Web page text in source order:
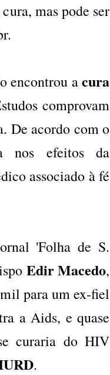
mas pode ser
.
encontrou acura
comprovam
De acordo com o
nos efeitos da
associado à fé
'Folha de S.
Edir Macedo,
para um ex-fiel
a Aids, e quase
curaria do HIV
.